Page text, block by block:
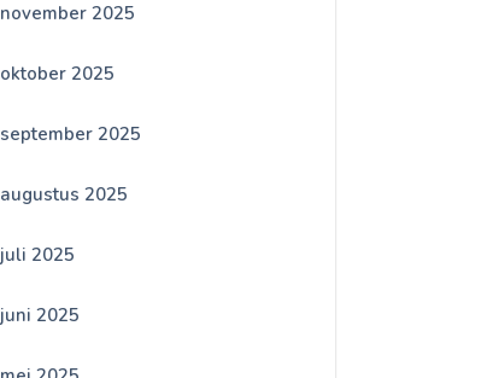
november 2025
oktober 2025
september 2025
augustus 2025
juli 2025
juni 2025